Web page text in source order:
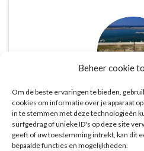
Beheer cookie
Om de beste ervaringen te bieden,
cookies om informatie over je apparaat
in te stemmen met deze technologieën
surfgedrag of unieke ID's op deze site
geeft of uw toestemming intrekt, kan dit
bepaalde functies en mogelijkheden.
De website biedt een groot
deals naar
vakantiebestemmingen.